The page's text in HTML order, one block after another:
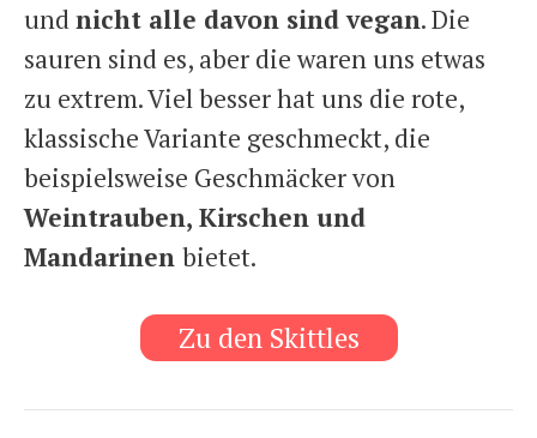
undnicht alle davon sind vegan. Die
sauren sind es, aber die waren uns etwas
zu extrem. Viel besser hat uns die rote,
klassische Variante geschmeckt, die
beispielsweise Geschmäcker von
Weintrauben, Kirschen und
Mandarinen bietet.
Zu den Skittles